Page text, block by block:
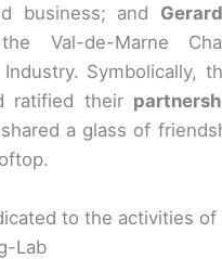
business; and
Val-de-Marne
Symbolically,
ratified their
a glass of
to the activities of
Lab